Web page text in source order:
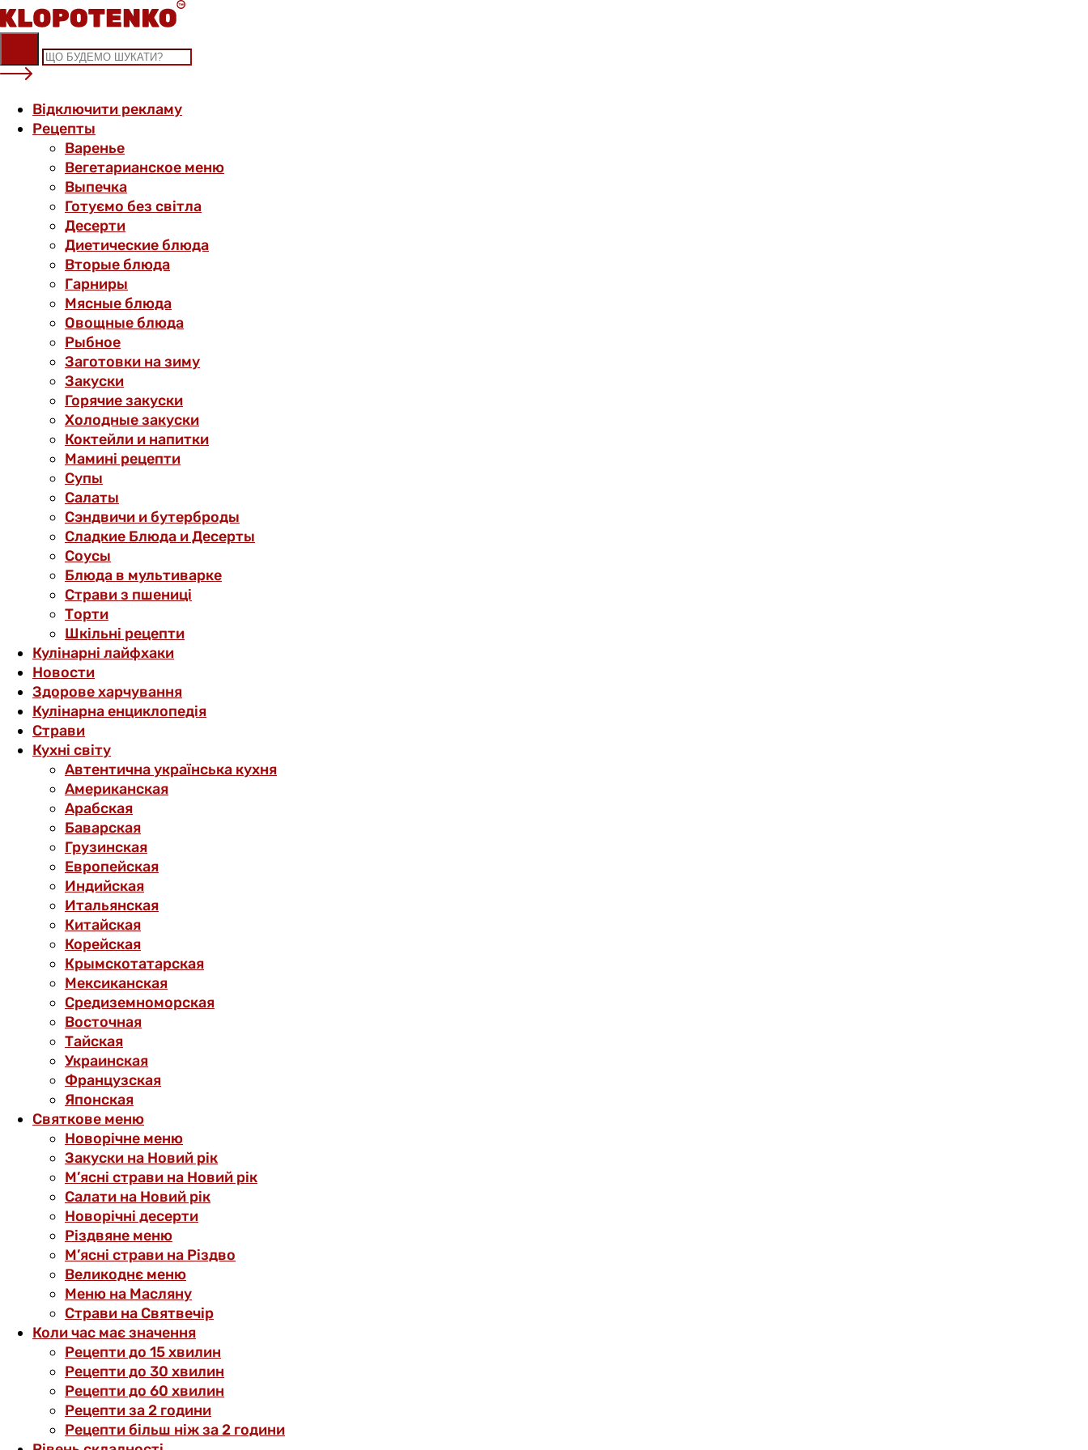
Skip
to
content
Відключити рекламу
Рецепты
Варенье
Вегетарианское меню
Выпечка
Готуємо без світла
Десерти
Диетические блюда
Вторые блюда
Гарниры
Мясные блюда
Овощные блюда
Рыбное
Заготовки на зиму
Закуски
Горячие закуски
Холодные закуски
Коктейли и напитки
Мамині рецепти
Супы
Салаты
Сэндвичи и бутерброды
Сладкие Блюда и Десерты
Соусы
Блюда в мультиварке
Страви з пшениці
Торти
Шкільні рецепти
Кулінарні лайфхаки
Новости
Здорове харчування
Кулінарна енциклопедія
Страви
Кухні світу
Автентична українська кухня
Американская
Арабская
Баварская
Грузинская
Европейская
Индийская
Итальянская
Китайская
Корейская
Крымскотатарская
Мексиканская
Средиземноморская
Восточная
Тайская
Украинская
Французская
Японская
Святкове меню
Новорічне меню
Закуски на Новий рік
М’ясні страви на Новий рік
Салати на Новий рік
Новорічні десерти
Різдвяне меню
М’ясні страви на Різдво
Великоднє меню
Меню на Масляну
Страви на Святвечір
Коли час має значення
Рецепти до 15 хвилин
Рецепти до 30 хвилин
Рецепти до 60 хвилин
Рецепти за 2 години
Рецепти більш ніж за 2 години